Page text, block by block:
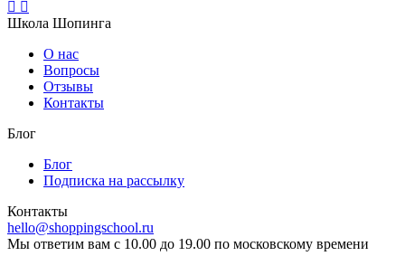
Школа Шопинга
О нас
Вопросы
Отзывы
Контакты
Блог
Блог
Подписка на рассылку
Контакты
hello@shoppingschool.ru
Мы ответим вам с 10.00 до 19.00 по московскому времени